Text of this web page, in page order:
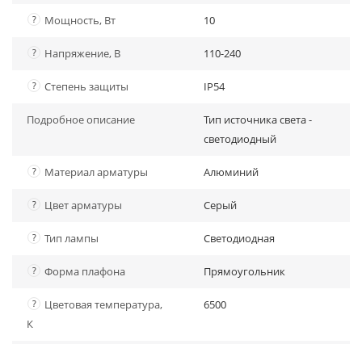
? Мощность, Вт 10
? Напряжение, В 110-240
? Степень защиты IP54
Подробное описание
Тип источника света -
светодиодный
? Материал арматуры Алюминий
? Цвет арматуры Серый
? Тип лампы Светодиодная
? Форма плафона Прямоугольник
?
Цветовая температура,
К
6500